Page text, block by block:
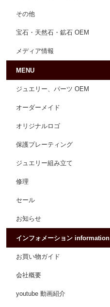
その他
宝石・天然石・鉱石 OEM
メディア情報
MENU
ジュエリー、パーツ OEM
オーダーメイド
オリジナルロゴ
保護プレーティング
ジュエリー組み立て
修理
セール
お知らせ
インフォメーション information
お買い物ガイド
会社概要
youtube 動画紹介